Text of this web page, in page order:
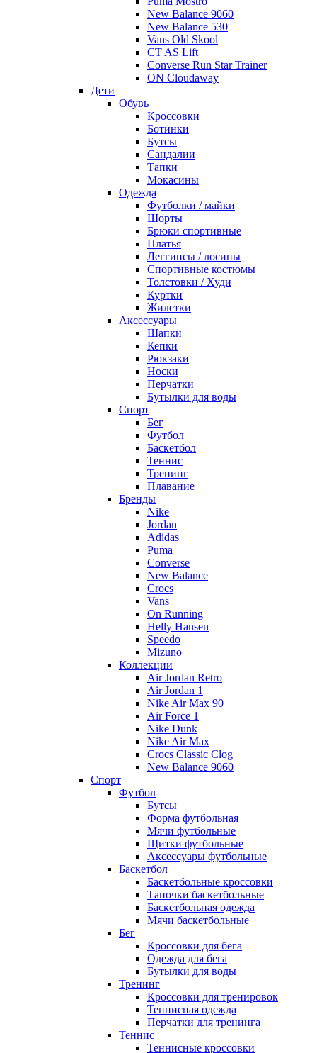
New Balance 9060
New Balance 530
Vans Old Skool
CT AS Lift
Converse Run Star Trainer
ON Cloudaway
Дети
Обувь
Кроссовки
Ботинки
Бутсы
Сандалии
Тапки
Мокасины
Одежда
Футболки / майки
Шорты
Брюки спортивные
Платья
Леггинсы / лосины
Спортивные костюмы
Толстовки / Худи
Куртки
Жилетки
Аксессуары
Шапки
Кепки
Рюкзаки
Носки
Перчатки
Бутылки для воды
Спорт
Бег
Футбол
Баскетбол
Теннис
Тренинг
Плавание
Бренды
Nike
Jordan
Adidas
Puma
Converse
New Balance
Crocs
Vans
On Running
Helly Hansen
Speedo
Mizuno
Коллекции
Air Jordan Retro
Air Jordan 1
Nike Air Max 90
Air Force 1
Nike Dunk
Nike Air Max
Crocs Classic Clog
New Balance 9060
Спорт
Футбол
Бутсы
Форма футбольная
Мячи футбольные
Щитки футбольные
Аксессуары футбольные
Баскетбол
Баскетбольные кроссовки
Тапочки баскетбольные
Баскетбольная одежда
Мячи баскетбольные
Бег
Кроссовки для бега
Одежда для бега
Бутылки для воды
Тренинг
Кроссовки для тренировок
Теннисная одежда
Перчатки для тренинга
Теннис
Теннисные кроссовки